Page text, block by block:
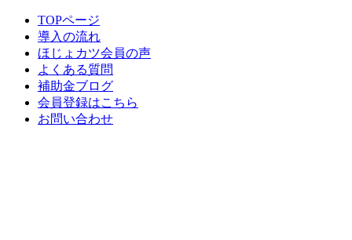
TOPページ
導入の流れ
ほじょカツ会員の声
よくある質問
補助金ブログ
会員登録はこちら
お問い合わせ